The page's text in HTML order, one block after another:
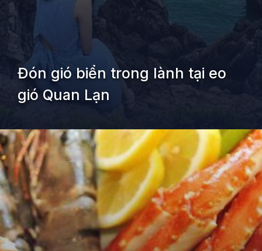
Đón gió biển trong lành tại eo
gió Quan Lạn
Đang mởhttps://kiemvieclam.vn/dao-quan-lan